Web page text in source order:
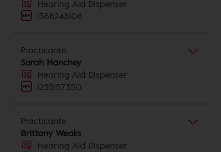
Hearing Aid Dispenser
1366248106
Practicante
Sarah Hanchey
Hearing Aid Dispenser
1255157350
Practicante
Brittany Weaks
Hearing Aid Dispenser